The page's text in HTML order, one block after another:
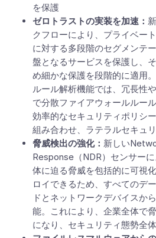
を保護
ゼロトラストの実装を加速：
クフローにより、プライベー
に対する多段階のセグメンテ
盤となるサービスを保護し、
め細かな保護を段階的に適用
ルール解析機能では、冗長性
で分散ファイアウォールルー
効率的なセキュリティポリシ
組み合わせ、ラテラルセキュ
脅威検出の強化： 新しい
Response（NDR）センサー
体に迫る脅威を包括的に可視
ロイできるため、すべてのデ
ドとネットワークデバイスか
能。これにより、企業全体で
になり、セキュリティ態勢全